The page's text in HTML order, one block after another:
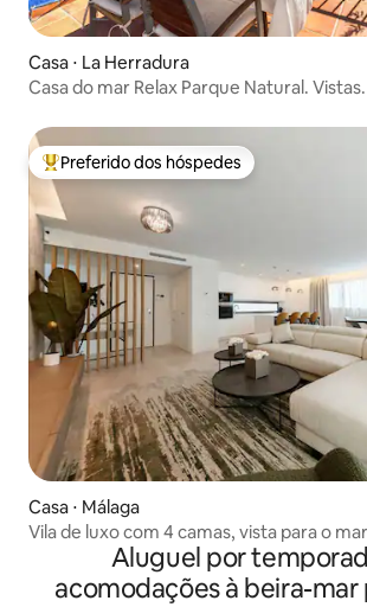
Casa ⋅ La Herradura
Casa do mar Relax Parque Natural.
Entre os melhores preferidos dos hóspedes
Preferido dos hóspedes
Casa ⋅ Málaga
Vila de luxo com 4 camas, vista para o
Aluguel por
acomodações à beira-mar